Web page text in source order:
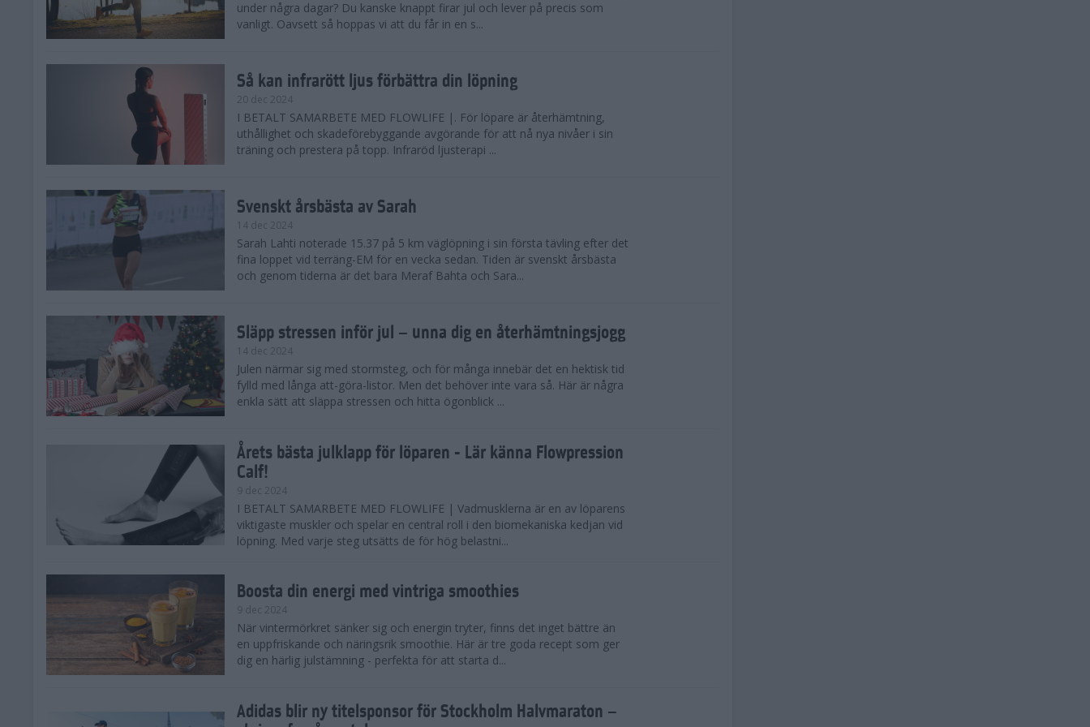
under några dagar? Du kanske knappt firar jul och lever på precis som
vanligt. Oavsett så hoppas vi att du får in en s...
Så kan infrarött ljus förbättra din löpning
20 dec 2024
I BETALT SAMARBETE MED FLOWLIFE |. För löpare är återhämtning,
uthållighet och skadeförebyggande avgörande för att nå nya nivåer i sin
träning och prestera på topp. Infraröd ljusterapi ...
Svenskt årsbästa av Sarah
14 dec 2024
Sarah Lahti noterade 15.37 på 5 km väglöpning i sin första tävling efter det
fina loppet vid terräng-EM för en vecka sedan. Tiden är svenskt årsbästa
och genom tiderna är det bara Meraf Bahta och Sara...
Släpp stressen inför jul – unna dig en återhämtningsjogg
14 dec 2024
Julen närmar sig med stormsteg, och för många innebär det en hektisk tid
fylld med långa att-göra-listor. Men det behöver inte vara så. Här är några
enkla sätt att släppa stressen och hitta ögonblick ...
Årets bästa julklapp för löparen - Lär känna Flowpression
Calf!
9 dec 2024
I BETALT SAMARBETE MED FLOWLIFE | Vadmusklerna är en av löparens
viktigaste muskler och spelar en central roll i den biomekaniska kedjan vid
löpning. Med varje steg utsätts de för hög belastni...
Boosta din energi med vintriga smoothies
9 dec 2024
När vintermörkret sänker sig och energin tryter, finns det inget bättre än
en uppfriskande och näringsrik smoothie. Här är tre goda recept som ger
dig en härlig julstämning - perfekta för att starta d...
Adidas blir ny titelsponsor för Stockholm Halvmaraton –